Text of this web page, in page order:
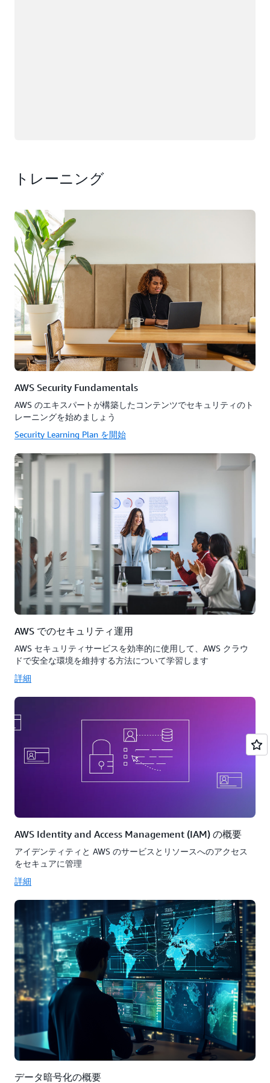
トレーニング
AWS Security Fundamentals
AWS のエキスパートが構築したコンテンツでセキュリティのト
レーニングを始めましょう
Security Learning Plan を開始
AWS でのセキュリティ運用
AWS セキュリティサービスを効率的に使用して、AWS クラウ
ドで安全な環境を維持する方法について学習します
詳細
AWS Identity and Access Management (IAM) の概要
アイデンティティと AWS のサービスとリソースへのアクセス
をセキュアに管理
詳細
データ暗号化の概要